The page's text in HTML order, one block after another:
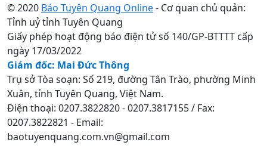
© 2020 Báo Tuyên Quang Online- Cơ quan chủ quản:
Tỉnh uỷ tỉnh Tuyên Quang
Giấy phép hoạt động báo điện tử số 140/GP-BTTTT cấp
ngày 17/03/2022
Giám đốc: Mai Đức Thông
Trụ sở Tòa soạn: Số 219, đường Tân Trào, phường Minh
Xuân, tỉnh Tuyên Quang, Việt Nam.
Điện thoại: 0207.3822820 - 0207.3817155 / Fax:
0207.3822821 - Email:
baotuyenquang.com.vn@gmail.com